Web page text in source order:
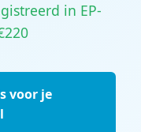
in EP-
voor je